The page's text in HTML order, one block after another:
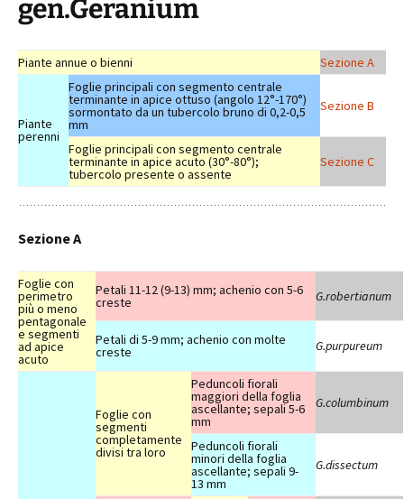
gen.Geranium
Piante annue o bienni Sezione A
Piante
perenni
Foglie principali con segmento centrale
terminante in apice ottuso (angolo 12°-170°)
sormontato da un tubercolo bruno di 0,2-0,5
mm
Sezione B
Foglie principali con segmento centrale
terminante in apice acuto (30°-80°);
tubercolo presente o assente
Sezione C
Sezione A
Foglie con
perimetro
più o meno
pentagonale
e segmenti
ad apice
acuto
Petali 11-12 (9-13) mm; achenio con 5-6
creste G.robertianum
Petali di 5-9 mm; achenio con molte
creste G.purpureum
Foglie con
segmenti
completamente
divisi tra loro
Peduncoli fiorali
maggiori della foglia
ascellante; sepali 5-6
mm
G.columbinum
Peduncoli fiorali
minori della foglia
ascellante; sepali 9-
13 mm
G.dissectum